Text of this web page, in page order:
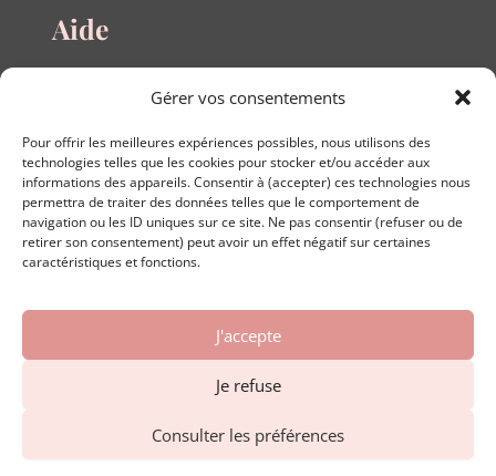
Gérer vos consentements
Pour offrir les meilleures expériences possibles, nous utilisons des
technologies telles que les cookies pour stocker et/ou accéder aux
informations des appareils. Consentir à (accepter) ces technologies nous
permettra de traiter des données telles que le comportement de
navigation ou les ID uniques sur ce site. Ne pas consentir (refuser ou de
retirer son consentement) peut avoir un effet négatif sur certaines
caractéristiques et fonctions.
J'accepte
Je refuse
Consulter les préférences
Aide
Guide des tailles
Le blog
Nous contacter
A propos
Conditions générales de vente
Conditions générales d'utilisation
Politique de confidentialité
Formulaire de rétractation en ligne